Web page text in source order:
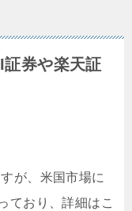
証券や楽天証
が、米国市場に
ており、詳細はこ